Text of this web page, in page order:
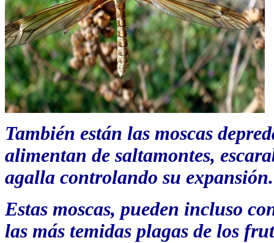
También están las moscas
alimentan de saltamontes,
agalla controlando su expansión.
Estas moscas, pueden incluso
las más temidas plagas de los